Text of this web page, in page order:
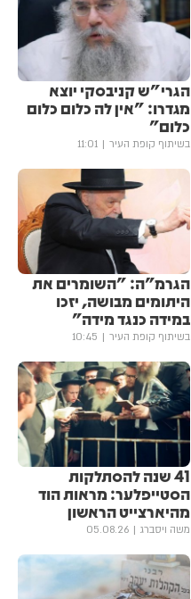
הגרי"ש קניבסקי יוצא
מגדרו: "אין לה כלום כלום
כלום"
בשיתוף קופת העיר 11:01
הגרמ"ה: "השומרים את
היתומים מבושה, יזכו
במידה כנגד מידה"
בשיתוף קופת העיר 10:45
41 שנה להסתלקות
הסטייפלער: מראות הוד
מהיארצייט הראשון
משה ויסברג 05.08.26